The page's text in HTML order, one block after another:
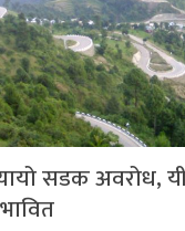
सडक अवरोध,